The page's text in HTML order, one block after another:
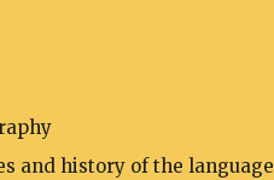
and history of the language